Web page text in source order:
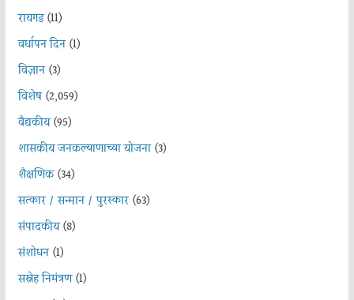
रायगड(11)
वर्धापन दिन(1)
विज्ञान(3)
विशेष(2,059)
वैद्यकीय(95)
शासकीय जनकल्याणाच्या योजना(3)
शैक्षणिक(34)
सत्कार / सन्मान / पुरस्कार(63)
संपादकीय(8)
संशोधन(1)
सस्नेह निमंत्रण(1)